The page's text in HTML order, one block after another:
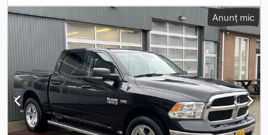
greutatea maximă de încărcare:905 kg, greutate operațională:
2.595 kg, prima înmatriculare: 04/2023, lungimea spațiului de
încărcare:
1.712 mm, consum de combustibil (urban): 15,7 l/100
, consum de combustibil (extraurban):10,7 l/100 km, consum
de combustibil (combinat):14,9 l/100 km, Emisii de CO₂:352 g/km,
clasă de emisii:Euro 6, eficiență energetică:G, culoare: gri-negru,
dimensiunea anvelopei:275/60 r20 114t, An de fabricație:2023,
combustibil:gaz petrolier lichefiat (GPL), număr mașină/vehicul:
6693, Dotări:ABS, aer condiționat, airbag, blocare diferențial,
computer de bord, controlul tracțiunii, cuplaj remorcă, pilot
automat de viteză, program electronic de stabilitate (ESP),
Anunț mic